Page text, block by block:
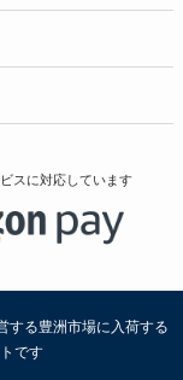
スに対応しています
する豊洲市場に入荷する
です